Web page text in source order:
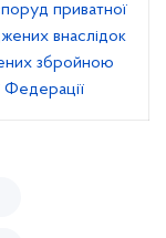
приватної
внаслідок
збройною
Федерації